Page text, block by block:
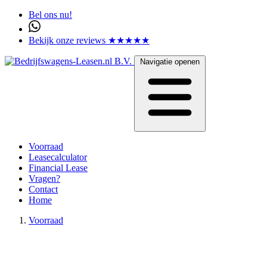
Bel ons nu!
Bekijk onze reviews ★★★★★
Navigatie openen
Voorraad
Leasecalculator
Financial Lease
Vragen?
Contact
Home
Voorraad